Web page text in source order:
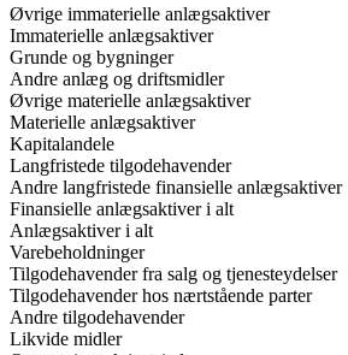
Øvrige immaterielle anlægsaktiver
Immaterielle anlægsaktiver
Grunde og bygninger
Andre anlæg og driftsmidler
Øvrige materielle anlægsaktiver
Materielle anlægsaktiver
Kapitalandele
Langfristede tilgodehavender
Andre langfristede finansielle anlægsaktiver
Finansielle anlægsaktiver i alt
Anlægsaktiver i alt
Varebeholdninger
Tilgodehavender fra salg og tjenesteydelser
Tilgodehavender hos nærtstående parter
Andre tilgodehavender
Likvide midler